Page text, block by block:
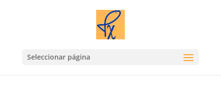
Seleccionar página